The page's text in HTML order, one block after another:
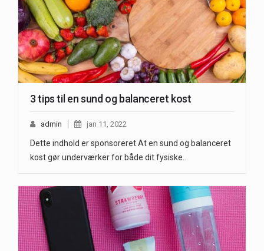
3 tips til en sund og balanceret kost
admin jan 11, 2022
Dette indhold er sponsoreret At en sund og balanceret
kost gør underværker for både dit fysiske…